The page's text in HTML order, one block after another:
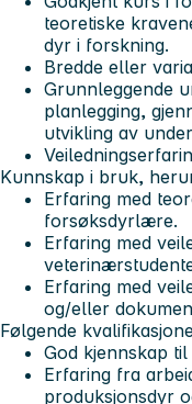
teoretiske
dyr i forskning.
Bredde eller
Grunnleggende
planlegging,
utvikling av
Kunnskap i bruk,
Erfaring med
forsøksdyrlære.
Erfaring med
Erfaring med
og/eller
Følgende
God kjennskap
Erfaring fra
produksjonsdyr